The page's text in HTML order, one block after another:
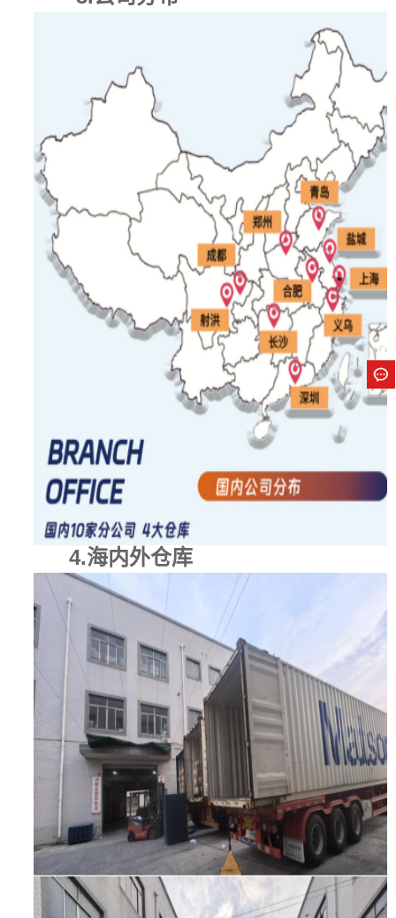
上海雄达国际物流有限公司
与您相约杭州出口跨境电商博览会暨全球选品生态展
2025年9月25日-27日
杭州国际博览中心我们不见不散！
立即扫一扫获取物流方案和报价
上一篇：秋日远征：雄达国际物流的山水相逢与烟火同行
下一篇：致敬匠心，感恩传承 | 雄达商学院教师节活动温暖落幕
雄达首页 美国FBA头程 美国FBA海卡
国际物流专线 美国LDP 物流解决方案
资讯中心 关于雄达
联系雄达
上海雄达国际物流有限公司18年中美物流运输经验，13年专注于亚马逊fba头程服
务，美国FBA空运，美国FBA海运，传统海运，可为你提供DDP/DDU/LDP，拼箱/整
柜双清到门服务。全程一站式服务，帮您节省物流成本，节约物流时间。
Copyright © 2018 上海雄达国际物流有限公司All Rights Reserved. Designed by
Wanhu
沪ICP备16018805号-1 沪公网安备31011802005200号
丨
网站地图